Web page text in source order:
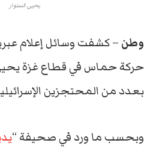
يحيى السنوار
وطن – كشفت وسائل إعلام
حركة حماس في قطاع غزة يحيى
بعدد من المحتجزين
وبحسب ما ورد في صحيفة “